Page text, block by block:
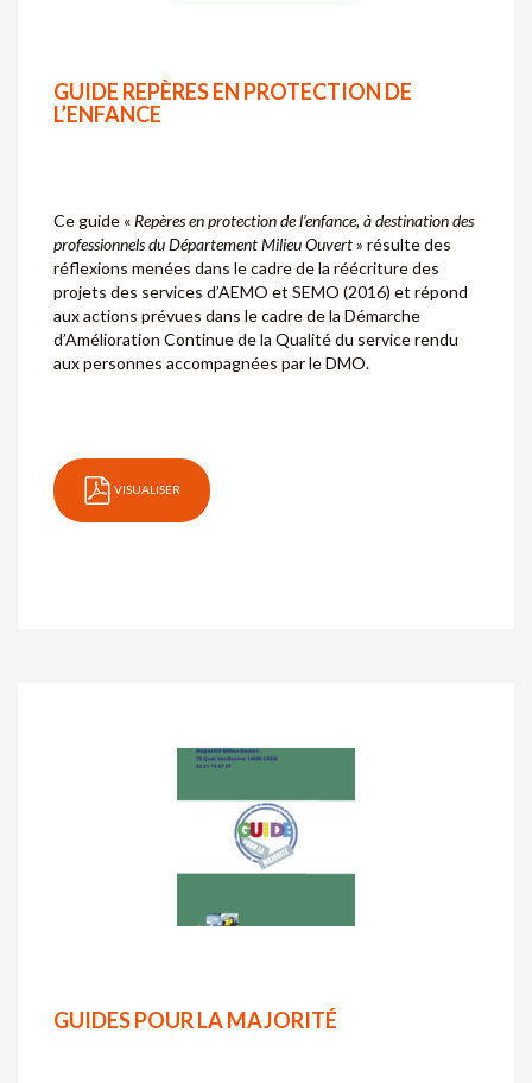
GUIDE REPÈRES EN PROTECTION DE
L’ENFANCE
Ce guide « Repères en protection de l’enfance, à destination des
professionnels du Département Milieu Ouvert» résulte des
réflexions menées dans le cadre de la réécriture des
projets des services d’AEMO et SEMO (2016) et répond
aux actions prévues dans le cadre de la Démarche
d’Amélioration Continue de la Qualité du service rendu
aux personnes accompagnées par le DMO.
VISUALISER
GUIDES POUR LA MAJORITÉ